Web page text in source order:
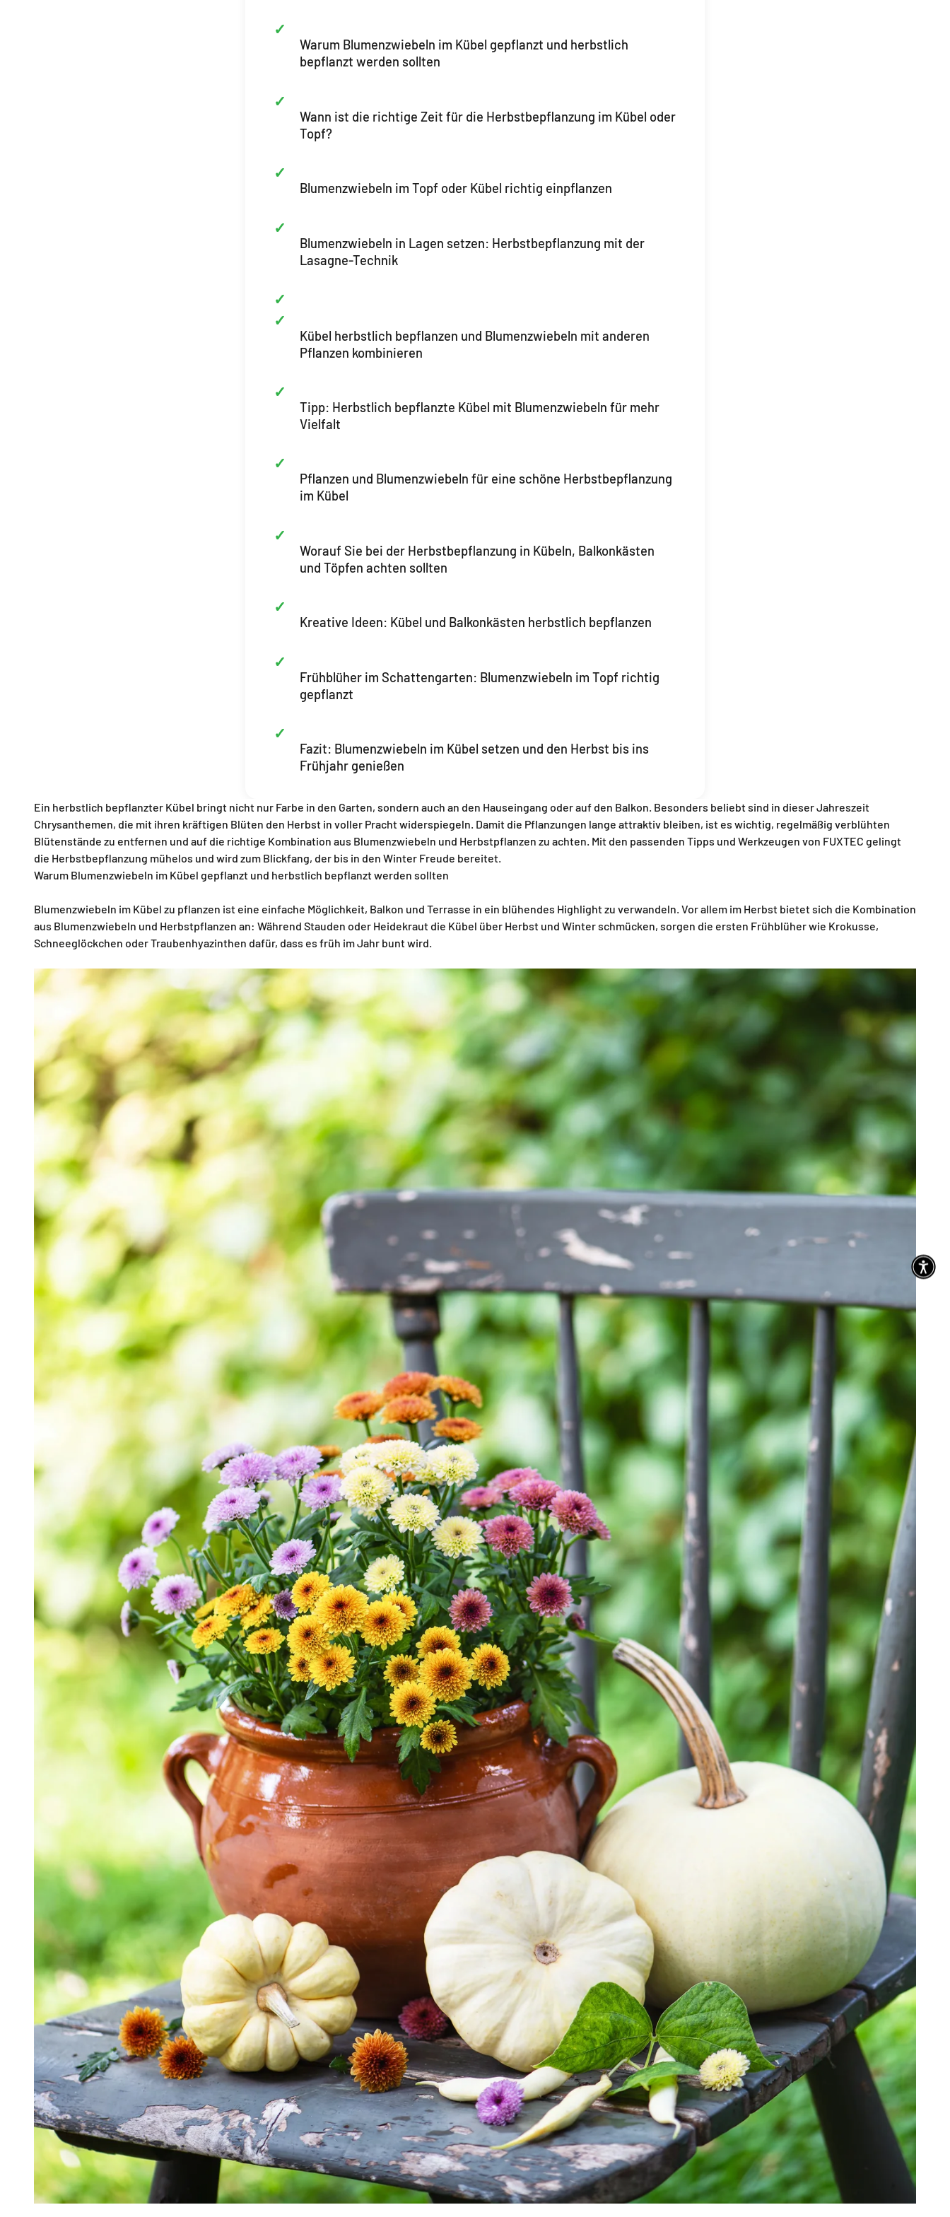
Warum Blumenzwiebeln im Kübel gepflanzt und herbstlich
bepflanzt werden sollten
Wann ist die richtige Zeit für die Herbstbepflanzung im Kübel oder
Topf?
Blumenzwiebeln im Topf oder Kübel richtig einpflanzen
Blumenzwiebeln in Lagen setzen: Herbstbepflanzung mit der
Lasagne-Technik
Kübel herbstlich bepflanzen und Blumenzwiebeln mit anderen
Pflanzen kombinieren
Tipp: Herbstlich bepflanzte Kübel mit Blumenzwiebeln für mehr
Vielfalt
Pflanzen und Blumenzwiebeln für eine schöne Herbstbepflanzung
im Kübel
Worauf Sie bei der Herbstbepflanzung in Kübeln, Balkonkästen
und Töpfen achten sollten
Kreative Ideen: Kübel und Balkonkästen herbstlich bepflanzen
Frühblüher im Schattengarten: Blumenzwiebeln im Topf richtig
gepflanzt
Fazit: Blumenzwiebeln im Kübel setzen und den Herbst bis ins
Frühjahr genießen
Ein herbstlich bepflanzter Kübel bringt nicht nur Farbe in den Garten, sondern auch an den Hauseingang oder auf den Balkon. Besonders beliebt sind in dieser Jahreszeit
Chrysanthemen, die mit ihren kräftigen Blüten den Herbst in voller Pracht widerspiegeln. Damit die Pflanzungen lange attraktiv bleiben, ist es wichtig, regelmäßig verblühten
Blütenstände zu entfernen und auf die richtige Kombination aus Blumenzwiebeln und Herbstpflanzen zu achten. Mit den passenden Tipps und Werkzeugen von FUXTEC gelingt
die Herbstbepflanzung mühelos und wird zum Blickfang, der bis in den Winter Freude bereitet.
Warum Blumenzwiebeln im Kübel gepflanzt und herbstlich bepflanzt werden sollten
Blumenzwiebeln im Kübel zu pflanzen ist eine einfache Möglichkeit, Balkon und Terrasse in ein blühendes Highlight zu verwandeln. Vor allem im Herbst bietet sich die Kombination
aus Blumenzwiebeln und Herbstpflanzen an: Während Stauden oder Heidekraut die Kübel über Herbst und Winter schmücken, sorgen die ersten Frühblüher wie Krokusse,
Schneeglöckchen oder Traubenhyazinthen dafür, dass es früh im Jahr bunt wird.